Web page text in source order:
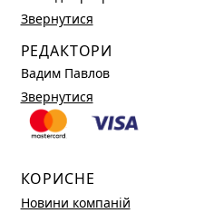
Звернутися
РЕДАКТОРИ
Вадим Павлов
Звернутися
КОРИСНЕ
Новини компаній